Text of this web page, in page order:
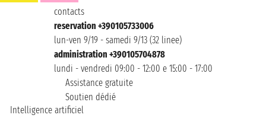
contacts
reservation +390105733006
lun-ven 9/19 - samedi 9/13 (32 linee)
administration +390105704878
lundi - vendredi 09:00 - 12:00 e 15:00 - 17:00
Assistance gratuite
Soutien dédié
Intelligence artificiel